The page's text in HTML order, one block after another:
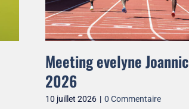
Meeting evelyne Joannic
2026
10 juillet 2026 | 0 Commentaire